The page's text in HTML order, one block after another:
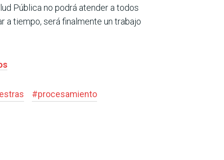
Pública no podrá atender a todos
a tiempo, será finalmente un trabajo
#procesamiento